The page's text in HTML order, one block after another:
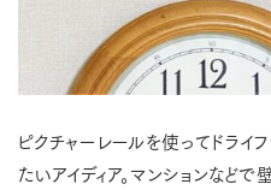
ピクチャーレールを使ってドラ
たいアイディア。マンションなど